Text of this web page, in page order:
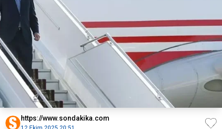
https://www.sondakika.com